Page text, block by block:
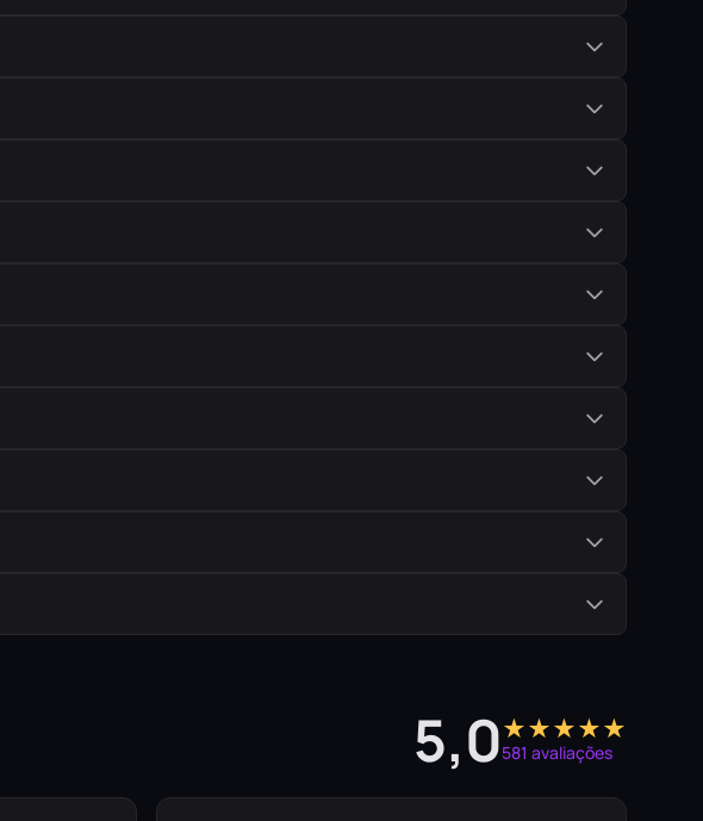
5,0★★★★★
581 avaliações